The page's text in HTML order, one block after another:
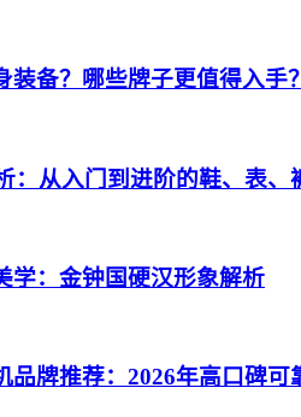
备？哪些牌子更值得入手？
：从入门到进阶的鞋、表、
学：金钟国硬汉形象解析
品牌推荐：2026年高口碑可